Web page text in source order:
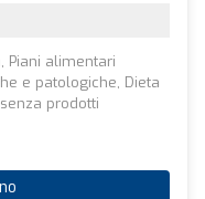
Piani alimentari
e patologiche, Dieta
prodotti